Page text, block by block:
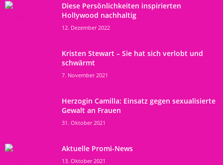
Diese Persönlichkeiten inspirierten
Hollywood nachhaltig
12. Dezember 2022
Kristen Stewart – Sie hat sich verlobt und
schwärmt
7. November 2021
Herzogin Camilla: Einsatz gegen sexualisierte
Gewalt an Frauen
31. Oktober 2021
Aktuelle Promi-News
13. Oktober 2021